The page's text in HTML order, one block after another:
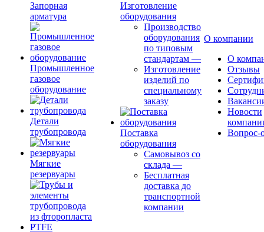
Запорная
арматура
Промышленное
газовое
оборудование
Детали
трубопровода
Мягкие
резервуары
Изготовление
оборудования
Производство
оборудования
по типовым
стандартам —
Изготовление
изделий по
специальному
заказу
Поставка
оборудования
Самовывоз со
склада —
Бесплатная
доставка до
транспортной
компании
О компании
О
Отзывы
Новости
Вопрос-